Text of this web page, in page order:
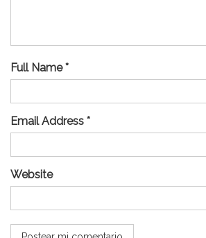
Full Name *
Email Address *
Website